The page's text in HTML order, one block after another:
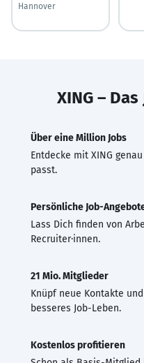
Hannover
XING –
Über eine Million Jobs
Entdecke mit XING
passt.
Persönliche Job-
Lass Dich finden von
Recruiter·innen.
21 Mio. Mitglieder
Knüpf neue Kontakte
besseres Job-Leben.
Kostenlos profitieren